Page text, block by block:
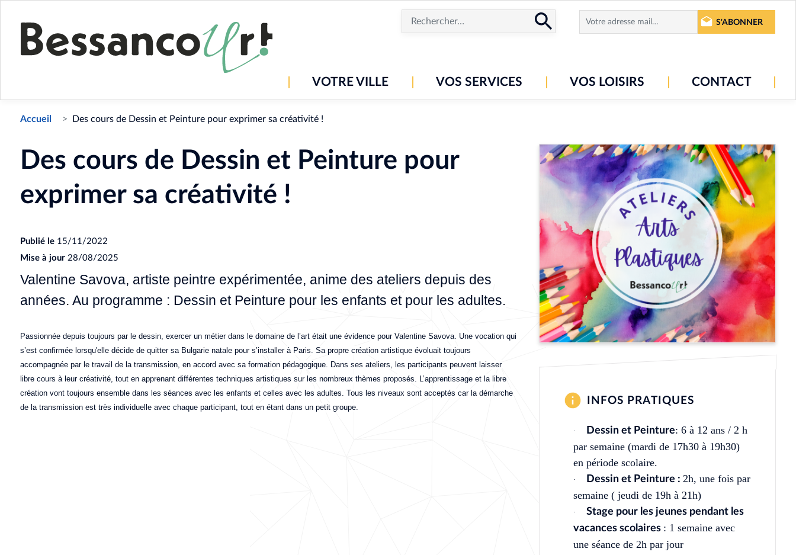
Aller
S'ABONNER
VOTRE VILLE VOS SERVICES VOS LOISIRS CONTACT
Accueil Des cours de Dessin et Peinture pour exprimer sa créativité !
Des cours de Dessin et Peinture pour
exprimer sa créativité !
Publié le 15/11/2022
Mise à jour 28/08/2025
Valentine Savova, artiste peintre expérimentée, anime des ateliers depuis des
années. Au programme : Dessin et Peinture pour les enfants et pour les adultes.
Passionnée depuis toujours par le dessin, exercer un métier dans le domaine de l’art était une évidence pour Valentine Savova. Une vocation qui
s’est confirmée lorsqu'elle décide de quitter sa Bulgarie natale pour s’installer à Paris. Sa propre création artistique évoluait toujours
accompagnée par le travail de la transmission, en accord avec sa formation pédagogique. Dans ses ateliers, les participants peuvent laisser
libre cours à leur créativité, tout en apprenant différentes techniques artistiques sur les nombreux thèmes proposés. L’apprentissage et la libre
création vont toujours ensemble dans les séances avec les enfants et celles avec les adultes. Tous les niveaux sont acceptés car la démarche
de la transmission est très individuelle avec chaque participant, tout en étant dans un petit groupe.
INFOS PRATIQUES
· Dessin et Peinture: 6 à 12 ans / 2 h
par semaine (mardi de 17h30 à 19h30)
en période scolaire.
· Dessin et Peinture :2h, une fois par
semaine ( jeudi de 19h à 21h)
·
Stage pour les jeunes pendant les
vacances scolaires : 1 semaine avec
une séance de 2h par jour